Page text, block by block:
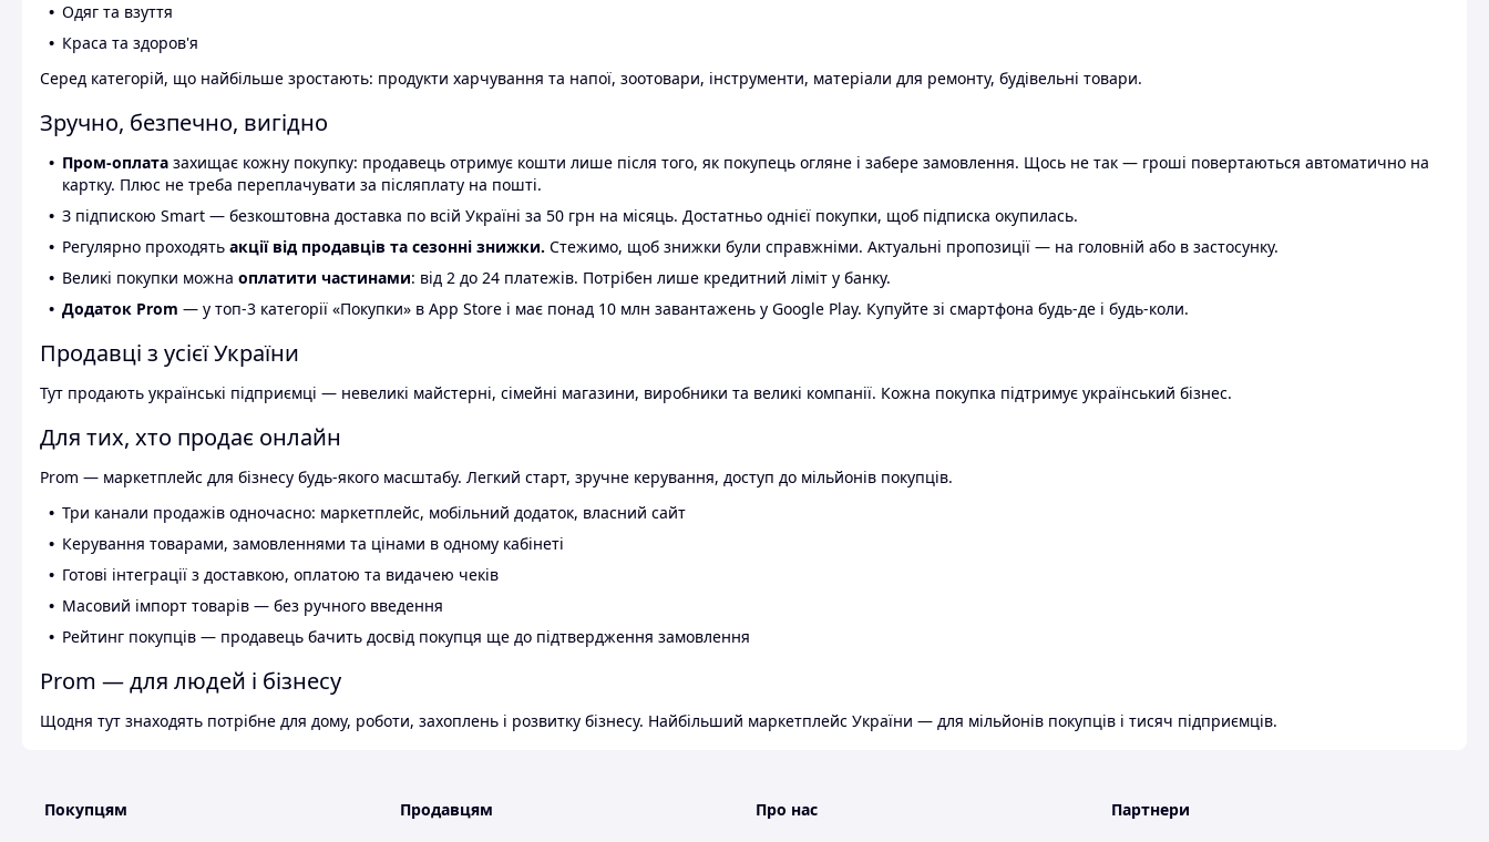
Одяг та взуття
Краса та здоров'я
Серед категорій, що найбільше зростають: продукти харчування та напої, зоотовари, інструменти, матеріали для ремонту, будівельні товари.
Зручно, безпечно, вигідно
Пром-оплата захищає кожну покупку: продавець отримує кошти лише після того, як покупець огляне і забере замовлення. Щось не так — гроші повертаються автоматично на
картку. Плюс не треба переплачувати за післяплату на пошті.
З підпискою Smart — безкоштовна доставка по всій Україні за 50 грн на місяць. Достатньо однієї покупки, щоб підписка окупилась.
Регулярно проходять акції від продавців та сезонні знижки. Стежимо, щоб знижки були справжніми. Актуальні пропозиції — на головній або в застосунку.
Великі покупки можна оплатити частинами: від 2 до 24 платежів. Потрібен лише кредитний ліміт у банку.
Додаток Prom — у топ-3 категорії «Покупки» в App Store і має понад 10 млн завантажень у Google Play. Купуйте зі смартфона будь-де і будь-коли.
Продавці з усієї України
Тут продають українські підприємці — невеликі майстерні, сімейні магазини, виробники та великі компанії. Кожна покупка підтримує український бізнес.
Для тих, хто продає онлайн
Prom — маркетплейс для бізнесу будь-якого масштабу. Легкий старт, зручне керування, доступ до мільйонів покупців.
Три канали продажів одночасно: маркетплейс, мобільний додаток, власний сайт
Керування товарами, замовленнями та цінами в одному кабінеті
Готові інтеграції з доставкою, оплатою та видачею чеків
Масовий імпорт товарів — без ручного введення
Рейтинг покупців — продавець бачить досвід покупця ще до підтвердження замовлення
Prom — для людей і бізнесу
Щодня тут знаходять потрібне для дому, роботи, захоплень і розвитку бізнесу. Найбільший маркетплейс України — для мільйонів покупців і тисяч підприємців.
Покупцям Продавцям Про нас Партнери